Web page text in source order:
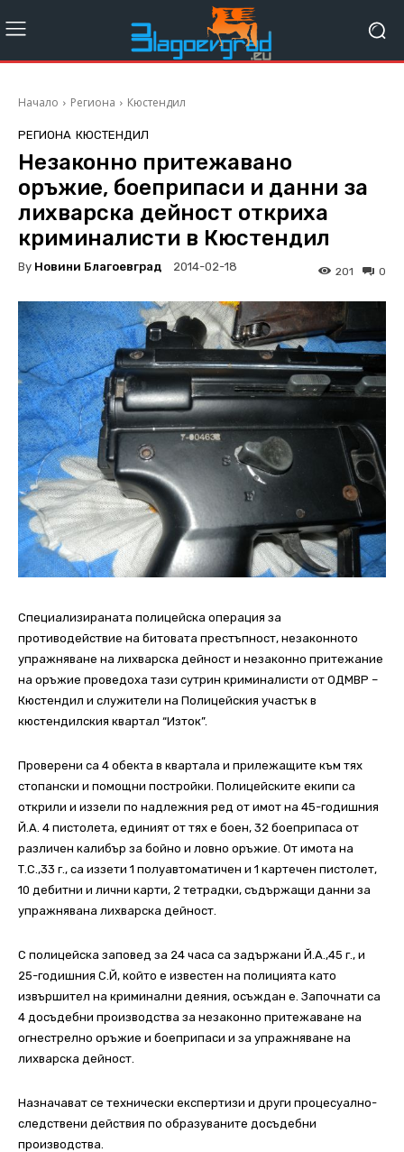
Начало Региона Кюстендил
РЕГИОНА КЮСТЕНДИЛ
Незаконно притежавано
оръжие, боеприпаси и данни за
лихварска дейност откриха
криминалисти в Кюстендил
By Новини Благоевград 2014-02-18 0
201
Специализираната полицейска операция за
противодействие на битовата престъпност, незаконното
упражняване на лихварска дейност и незаконно притежание
на оръжие проведоха тази сутрин криминалисти от ОДМВР –
Кюстендил и служители на Полицейския участък в
кюстендилския квартал “Изток”.
Проверени са 4 обекта в квартала и прилежащите към тях
стопански и помощни постройки. Полицейските екипи са
открили и иззели по надлежния ред от имот на 45-годишния
Й.А. 4 пистолета, единият от тях е боен, 32 боеприпаса от
различен калибър за бойно и ловно оръжие. От имота на
Т.С.,33 г., са иззети 1 полуавтоматичен и 1 картечен пистолет,
10 дебитни и лични карти, 2 тетрадки, съдържащи данни за
упражнявана лихварска дейност.
С полицейска заповед за 24 часа са задържани Й.А.,45 г., и
25-годишния С.Й, който е известен на полицията като
извършител на криминални деяния, осъждан е. Започнати са
4 досъдебни производства за незаконно притежаване на
огнестрелно оръжие и боеприпаси и за упражняване на
лихварска дейност.
Назначават се технически експертизи и други процесуално-
следствени действия по образуваните досъдебни
производства.